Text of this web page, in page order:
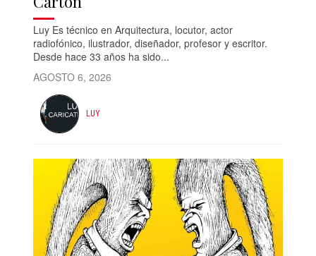
Luy Es técnico en Arquitectura, locutor, actor
radiofónico, ilustrador, diseñador, profesor y escritor.
Desde hace 33 años ha sido...
AGOSTO 6, 2026
LUY